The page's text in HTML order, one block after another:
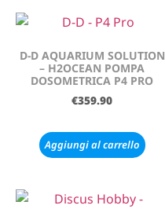
D-D AQUARIUM SOLUTION
– H2OCEAN POMPA
DOSOMETRICA P4 PRO
€359.90
Aggiungi al carrello